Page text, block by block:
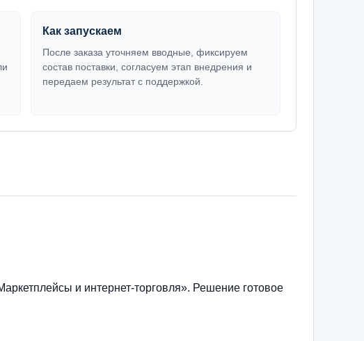
Как запускаем
После заказа уточняем вводные, фиксируем
состав поставки, согласуем этап внедрения и
передаем результат с поддержкой.
и интернет-торговля». Решение готовое